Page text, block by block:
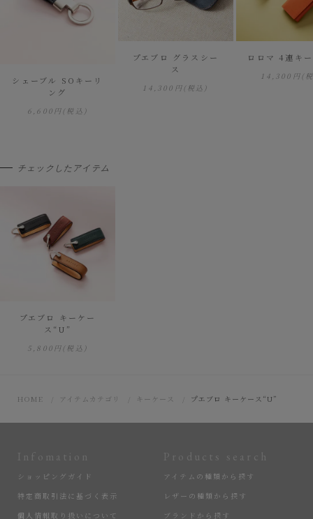
シェーブル SOキーリ
ング
6,600円(税込)
プエブロ グラスシー
ス
14,300円(税込)
ロロマ 4連キ
14,300円(
チェックしたアイテム
プエブロ キーケー
ス“U”
5,800円(税込)
HOME アイテムカテゴリ キーケース プエブロ キーケース“U”
Infomation
ショッピングガイド
特定商取引法に基づく表示
個人情報取り扱いについて
Products search
アイテムの種類から探す
レザーの種類から探す
ブランドから探す